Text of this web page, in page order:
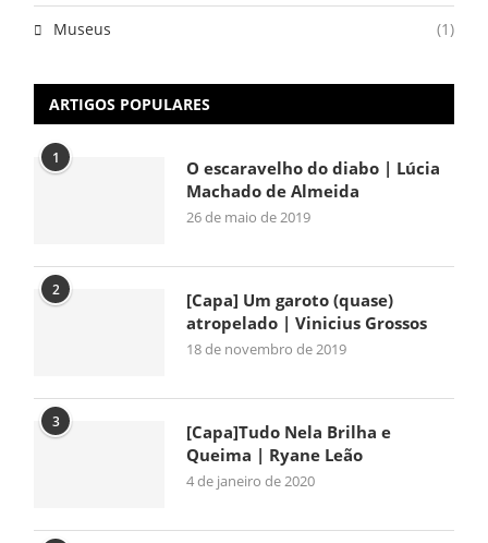
Museus (1)
ARTIGOS POPULARES
1
O escaravelho do diabo | Lúcia
Machado de Almeida
26 de maio de 2019
2
[Capa] Um garoto (quase)
atropelado | Vinicius Grossos
18 de novembro de 2019
3
[Capa]Tudo Nela Brilha e
Queima | Ryane Leão
4 de janeiro de 2020